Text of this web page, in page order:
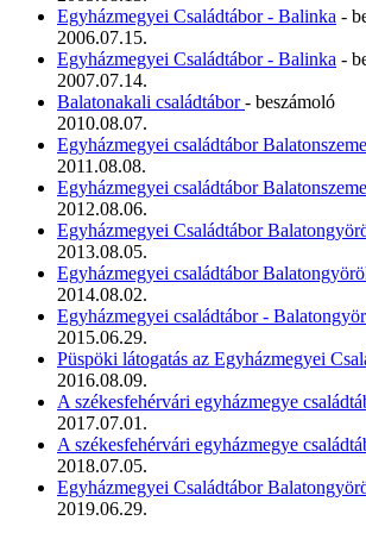
Egyházmegyei Családtábor - Balinka -
2006.07.15.
Egyházmegyei Családtábor - Balinka -
2007.07.14.
Balatonakali családtábor- beszámoló
2010.08.07.
Egyházmegyei családtábor
2011.08.08.
Egyházmegyei családtábor
2012.08.06.
Egyházmegyei Családtábor
2013.08.05.
Egyházmegyei családtábor
2014.08.02.
Egyházmegyei családtábor -
2015.06.29.
Püspöki látogatás az Egyházmegyei
2016.08.09.
A székesfehérvári egyházmegye
2017.07.01.
A székesfehérvári egyházmegye
2018.07.05.
Egyházmegyei Családtábor
2019.06.29.